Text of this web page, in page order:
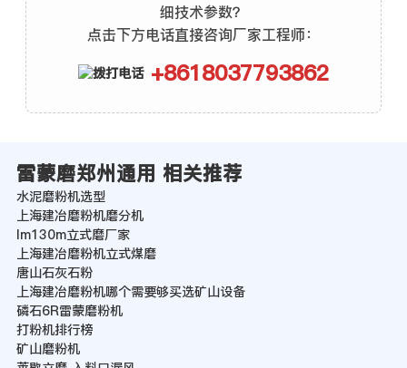
细技术参数？
点击下方电话直接咨询厂家工程师：
+8618037793862
雷蒙磨郑州通用 相关推荐
水泥磨粉机选型
上海建冶磨粉机磨分机
lm130m立式磨厂家
上海建冶磨粉机立式煤磨
唐山石灰石粉
上海建冶磨粉机哪个需要够买选矿山设备
磷石6R雷蒙磨粉机
打粉机排行榜
矿山磨粉机